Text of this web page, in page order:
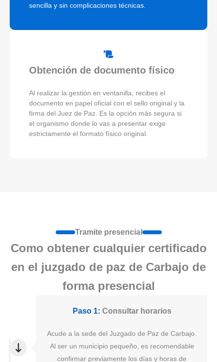
sencilla y sin complicaciones técnicas.
Obtención de documento físico
Al realizar la gestión en ventanilla, recibes el
documento en papel oficial con el sello original y la
firma del Juez de Paz. Es la opción más segura si
el organismo donde lo vas a presentar exige
estrictamente el formato físico original.
Tramite presencial
Como obtener cualquier certificado
en el juzgado de paz de Carbajo de
forma presencial
Paso 1: Consultar horarios
Acude a la sede del Juzgado de Paz de Carbajo.
Al ser un municipio pequeño, es recomendable
confirmar previamente los días y horas de